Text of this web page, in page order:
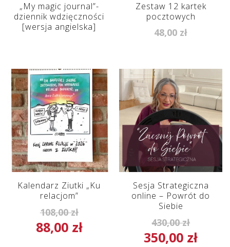
„My magic journal”-
dziennik wdzięczności
[wersja angielska]
Zestaw 12 kartek
pocztowych
48,00 zł
Kalendarz Ziutki „Ku
relacjom”
108,00zł
88,00 zł
Sesja Strategiczna
online – Powrót do
Siebie
430,00zł
cena
350,00 zł